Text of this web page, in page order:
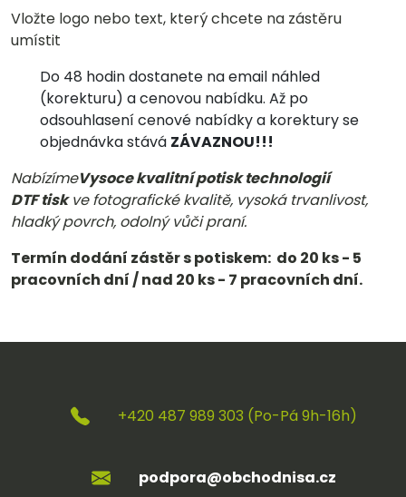
Vložte logo nebo text, který chcete na zástěru
umístit
Do 48 hodin dostanete na email náhled
(korekturu) a cenovou nabídku. Až po
odsouhlasení cenové nabídky a korektury se
objednávka stává ZÁVAZNOU!!!
NabízímeVysoce kvalitní potisktechnologií
DTFtiskve fotografické kvalitě, vysoká trvanlivost,
hladký povrch, odolný vůči praní.
Termín dodání zástěr s potiskem: do 20 ks - 5
pracovních dní / nad 20 ks - 7 pracovních dní.
+420 487 989 303 (Po-Pá 9h-16h)
podpora@obchodnisa.cz